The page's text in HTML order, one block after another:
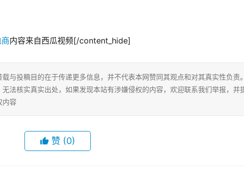
内容来自西瓜视频[/content_hide]
与投稿目的在于传递更多信息，并不代表本网赞同其观点和对其真实性负责
法核实真实出处，如果发现本站有涉嫌侵权的内容，欢迎联系我们举报，并
内容
赞 (0)